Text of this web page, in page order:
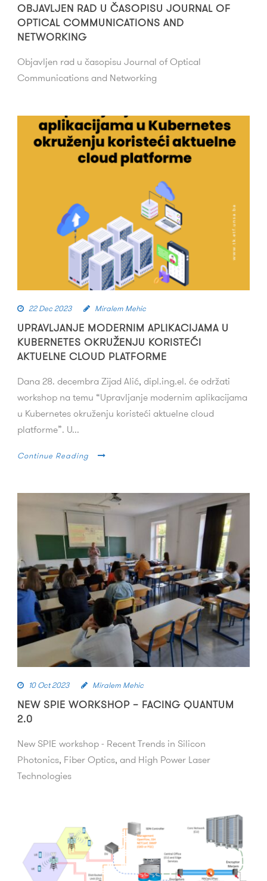
OBJAVLJEN RAD U ČASOPISU JOURNAL OF
OPTICAL COMMUNICATIONS AND
NETWORKING
Objavljen rad u časopisu Journal of Optical
Communications and Networking
22 Dec 2023 Miralem Mehic
UPRAVLJANJE MODERNIM APLIKACIJAMA U
KUBERNETES OKRUŽENJU KORISTEĆI
AKTUELNE CLOUD PLATFORME
Dana 28. decembra Zijad Alić, dipl.ing.el. će održati
workshop na temu “Upravljanje modernim aplikacijama
u Kubernetes okruženju koristeći aktuelne cloud
platforme”. U...
Continue Reading
10 Oct 2023 Miralem Mehic
NEW SPIE WORKSHOP – FACING QUANTUM
2.0
New SPIE workshop - Recent Trends in Silicon
Photonics, Fiber Optics, and High Power Laser
Technologies